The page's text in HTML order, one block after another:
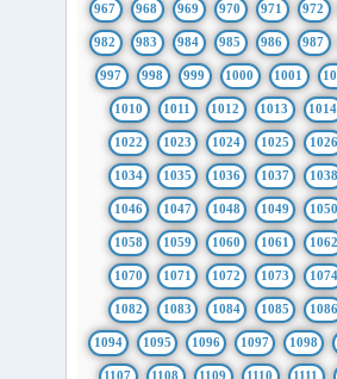
967 968 969 970 971 972
982 983 984 985 986 987
997 998 999 1000 1001
1010 1011 1012 1013 1014
1022 1023 1024 1025 1026
1034 1035 1036 1037 1038
1046 1047 1048 1049 1050
1058 1059 1060 1061 1062
1070 1071 1072 1073 1074
1082 1083 1084 1085 1086
1094 1095 1096 1097 1098
1107 1108 1109 1110 1111